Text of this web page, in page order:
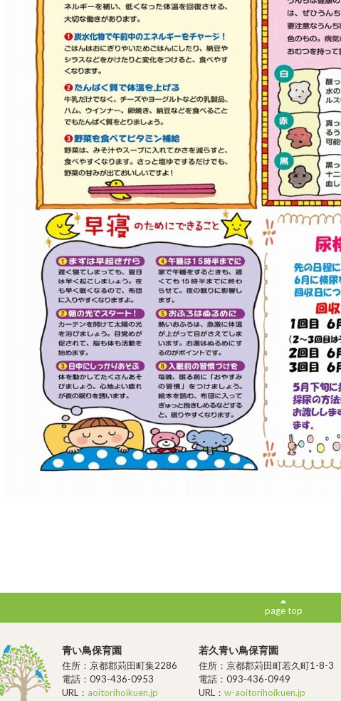
page top
青い鳥保育園
住所：京都郡苅田町集2286
電話：093-436-0953
URL： aoitorihoikuen.jp
若久青い鳥保育園
住所：京都郡苅田町若久町1-8-3
電話：093-436-0949
URL： w-aoitorihoikuen.jp